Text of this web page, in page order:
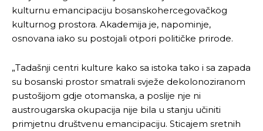
kulturnu emancipaciju bosanskohercegovačkog
kulturnog prostora. Akademija je, napominje,
osnovana iako su postojali otpori političke prirode.
„Tadašnji centri kulture kako sa istoka tako i sa zapada
su bosanski prostor smatrali svježe dekolonoziranom
pustošijom gdje otomanska, a poslije nje ni
austrougarska okupacija nije bila u stanju učiniti
primjetnu društvenu emancipaciju. Sticajem sretnih